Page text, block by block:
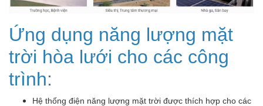
Ứng dụng năng lượng mặt
trời hòa lưới cho các công
trình:
Hệ thống điện năng lượng mặt trời được thích hợp cho các